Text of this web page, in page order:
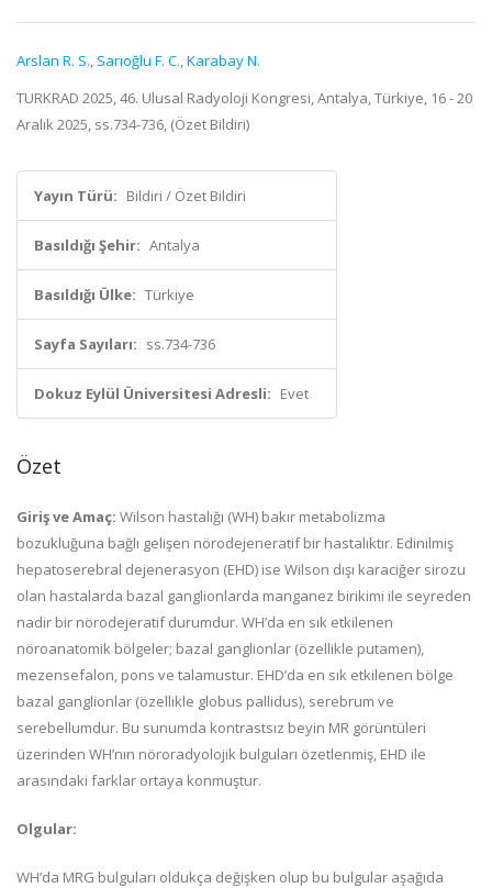
Arslan R. S., Sarıoğlu F. C.,Karabay N.
TURKRAD 2025, 46. Ulusal Radyoloji Kongresi, Antalya, Türkiye, 16 - 20
Aralık 2025, ss.734-736, (Özet Bildiri)
Yayın Türü: Bildiri / Özet Bildiri
Basıldığı Şehir: Antalya
Basıldığı Ülke: Türkiye
Sayfa Sayıları: ss.734-736
Dokuz Eylül Üniversitesi Adresli: Evet
Özet
Giriş ve Amaç: Wilson hastalığı (WH) bakır metabolizma
bozukluğuna bağlı gelişen nörodejeneratif bir hastalıktır. Edinilmiş
hepatoserebral dejenerasyon (EHD) ise Wilson dışı karaciğer sirozu
olan hastalarda bazal ganglionlarda manganez birikimi ile seyreden
nadir bir nörodejeratif durumdur. WH’da en sık etkilenen
nöroanatomik bölgeler; bazal ganglionlar (özellikle putamen),
mezensefalon, pons ve talamustur. EHD’da en sık etkilenen bölge
bazal ganglionlar (özellikle globus pallidus), serebrum ve
serebellumdur. Bu sunumda kontrastsız beyin MR görüntüleri
üzerinden WH’nın nöroradyolojik bulguları özetlenmiş, EHD ile
arasındaki farklar ortaya konmuştur.
Olgular:
WH’da MRG bulguları oldukça değişken olup bu bulgular aşağıda